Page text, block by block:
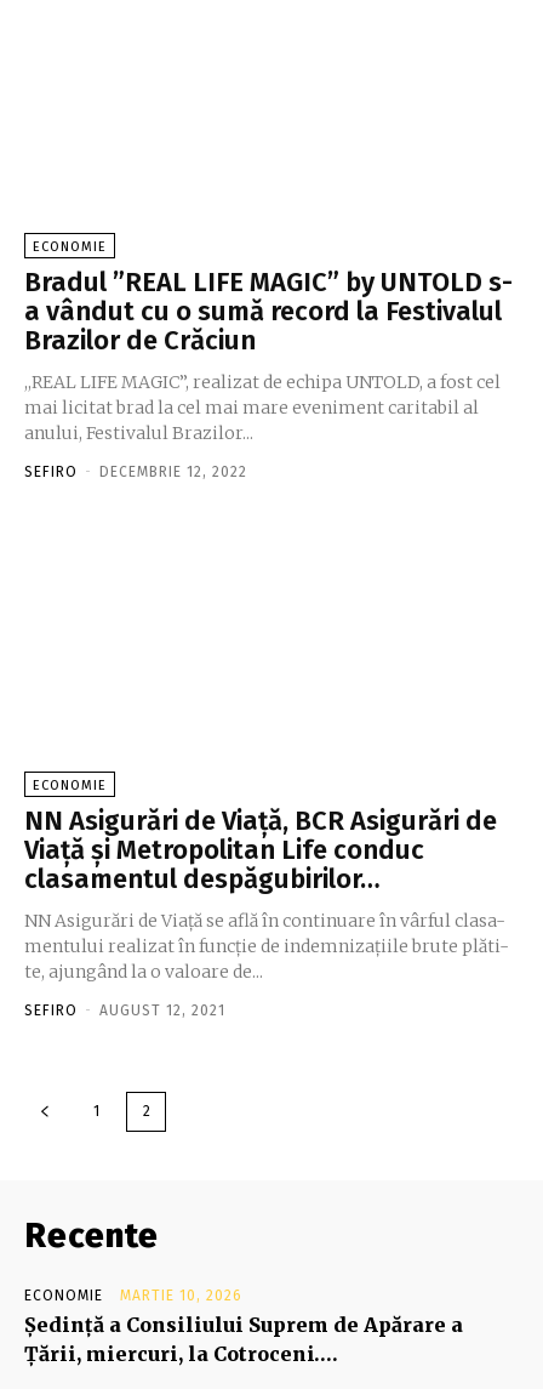
ECONOMIE
Bradul ”REAL LIFE MAGIC” by UNTOLD s-
a vândut cu o sumă record la Festivalul
Brazilor de Crăciun
,,REAL LIFE MAGIC”, realizat de echipa UNTOLD, a fost cel
mai licitat brad la cel mai mare eveniment caritabil al
anului, Festivalul Brazilor...
SEFIRO - DECEMBRIE 12, 2022
ECONOMIE
NN Asigurări de Viaţă, BCR Asigurări de
Viaţă şi Metropolitan Life conduc
clasamentul despăgubirilor…
NN Asigurări de Viaţă se află în continuare în vârful cla­sa­
mentului realizat în funcţie de indemnizaţiile brute plă­ti­
te, ajungând la o valoare de...
SEFIRO - AUGUST 12, 2021
1 2
Recente
ECONOMIE MARTIE 10, 2026
Şedinţă a Consiliului Suprem de Apărare a
Ţării, miercuri, la Cotroceni….